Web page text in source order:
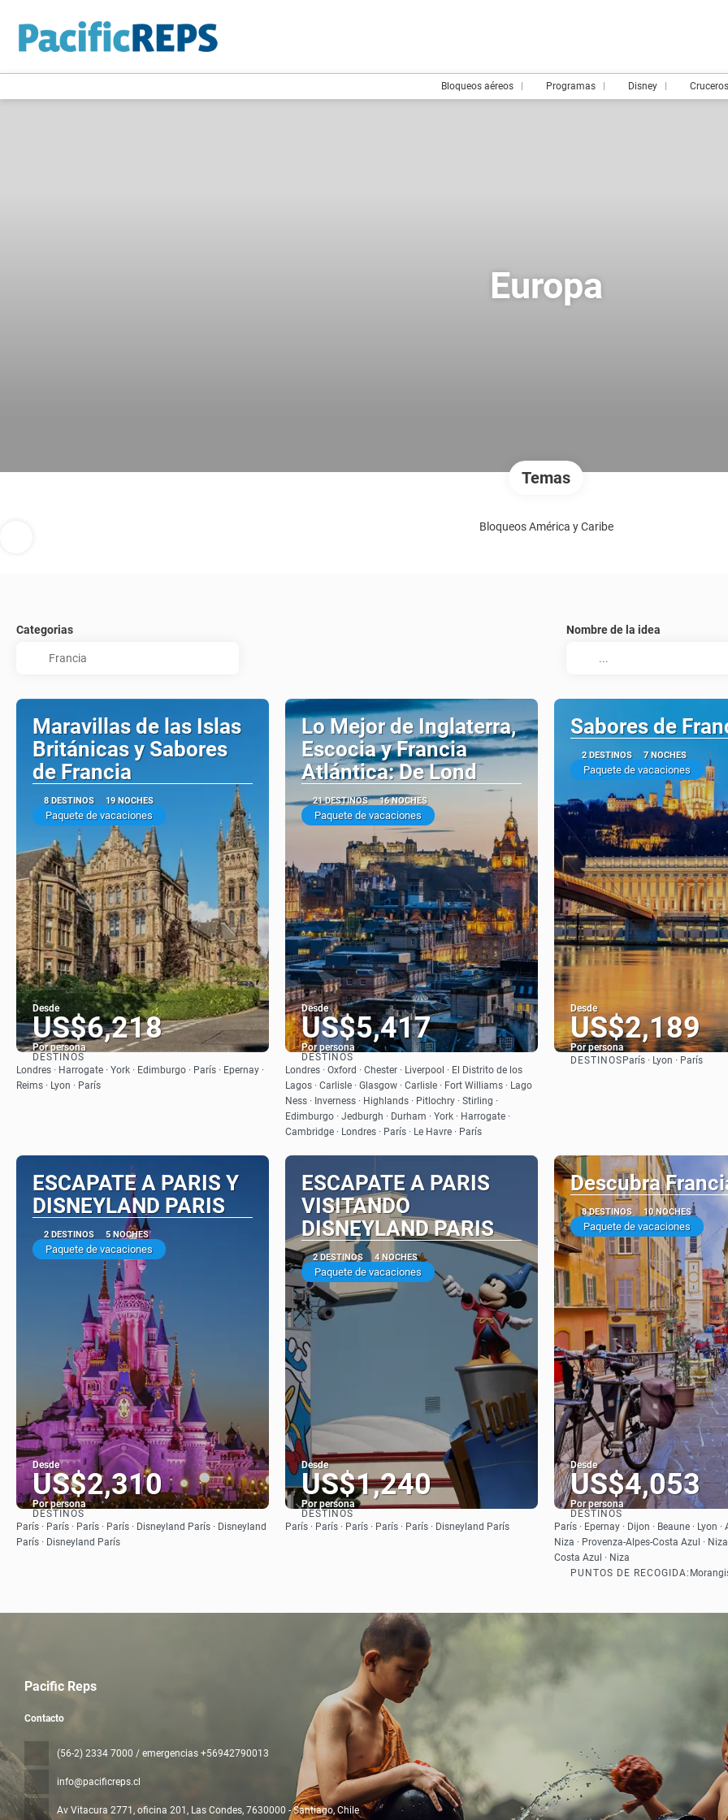
Bloqueos aéreos Programas Disney Cruceros
Europa
Temas
Bloqueos América y Caribe
Categorias Nombre de la idea
Maravillas de las Islas
Británicas y Sabores
de Francia
8 DESTINOS 19 NOCHES
Paquete de vacaciones
Desde
US$6,218
Por persona
Ver
DESTINOS
Londres · Harrogate · York · Edimburgo · París · Epernay ·
Reims · Lyon · París
Lo Mejor de Inglaterra,
Escocia y Francia
Atlántica: De Lond
21 DESTINOS 16 NOCHES
Paquete de vacaciones
Desde
US$5,417
Por persona
Ver
DESTINOS
Londres · Oxford · Chester · Liverpool · El Distrito de los
Lagos · Carlisle · Glasgow · Carlisle · Fort Williams · Lago
Ness · Inverness · Highlands · Pitlochry · Stirling ·
Edimburgo · Jedburgh · Durham · York · Harrogate ·
Cambridge · Londres · París · Le Havre · París
Sabores de
2 DESTINOS 7 NOCHES
Paquete de vacaciones
Desde
US$2,189
Por persona
DESTINOS París · Lyon · París
ESCAPATE A PARIS Y
DISNEYLAND PARIS
2 DESTINOS 5 NOCHES
Paquete de vacaciones
Desde
US$2,310
Por persona
Ver
DESTINOS
París · París · París · París · Disneyland París · Disneyland
París · Disneyland París
ESCAPATE A PARIS
VISITANDO
DISNEYLAND PARIS
2 DESTINOS 4 NOCHES
Paquete de vacaciones
Desde
US$1,240
Por persona
Ver
DESTINOS
París · París · París · París · París · Disneyland París
Descubra
8 DESTINOS 10 NOCHES
Paquete de vacaciones
Desde
US$4,053
Por persona
Ver
DESTINOS
París · Epernay · Dijon · Beaune · Lyon ·
Niza · Provenza-Alpes-Costa Azul ·
Costa Azul · Niza
PUNTOS DE RECOGIDA:
Pacific Reps
Contacto
(56-2) 2334 7000 / emergencias +56942790013
info@pacificreps.cl
Av Vitacura 2771, oficina 201, Las Condes, 7630000 - Santiago, Chile